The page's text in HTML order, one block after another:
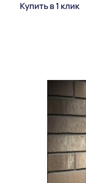
Купить в 1 клик